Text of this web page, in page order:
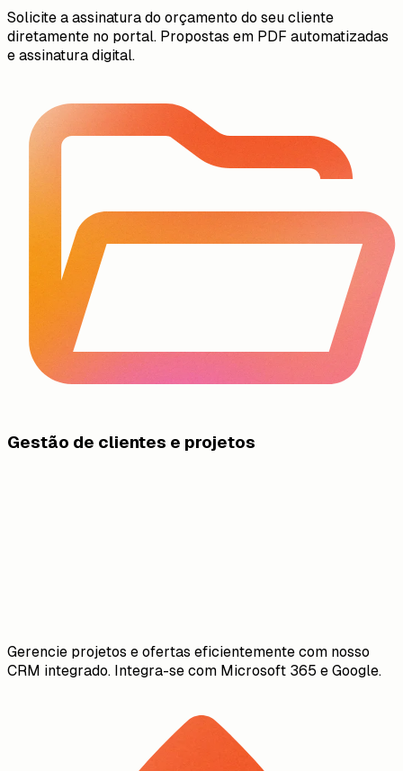
Solicite a assinatura do orçamento do seu cliente
diretamente no portal. Propostas em PDF automatizadas
e assinatura digital.
Gestão de clientes e projetos
Gerencie projetos e ofertas eficientemente com nosso
CRM integrado. Integra-se com Microsoft 365 e Google.